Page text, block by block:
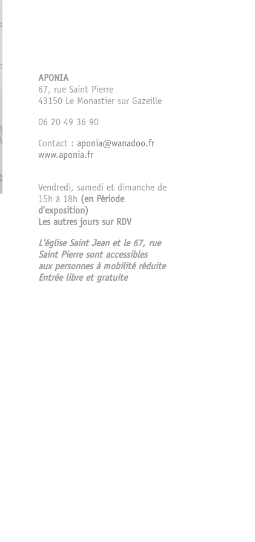
APONIA
67, rue Saint Pierre
43150 Le Monastier sur Gazeille
06 20 49 36 90
Contact : aponia@wanadoo.fr
www.aponia.fr
Vendredi, samedi et dimanche de
15h à 18h (en Période
d'exposition)
Les autres jours sur RDV
L'église Saint Jean et le 67, rue
Saint Pierre sont accessibles
aux personnes à mobilité réduite
Entrée libre et gratuite